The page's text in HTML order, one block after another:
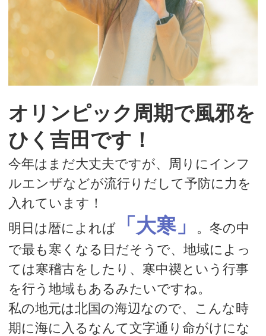
オリンピック周期で風邪を
ひく吉田です！
今年はまだ大丈夫ですが、周りにインフ
ルエンザなどが流行りだして予防に力を
入れています！
明日は暦によれば「大寒」
。冬の中
で最も寒くなる日だそうで、地域によっ
ては寒稽古をしたり、寒中禊という行事
を行う地域もあるみたいですね。
私の地元は北国の海辺なので、こんな時
期に海に入るなんて文字通り命がけにな